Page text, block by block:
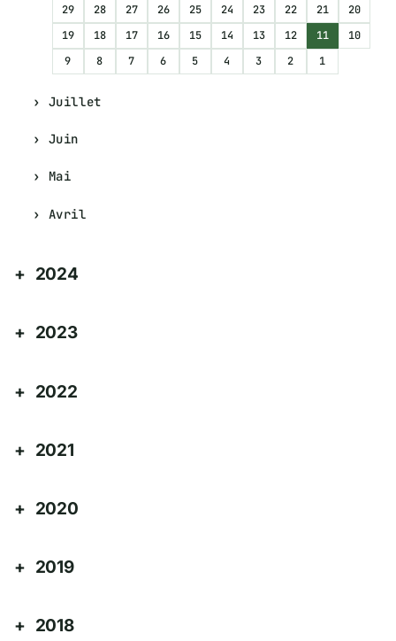
29 28 27 26 25 24 23 22 21
20
19
18 17 16 15 14 13 12 11
10
9
8 7 6 5 4 3 2 1
Juillet
Juin
Mai
Avril
2024
2023
2022
2021
2020
2019
2018